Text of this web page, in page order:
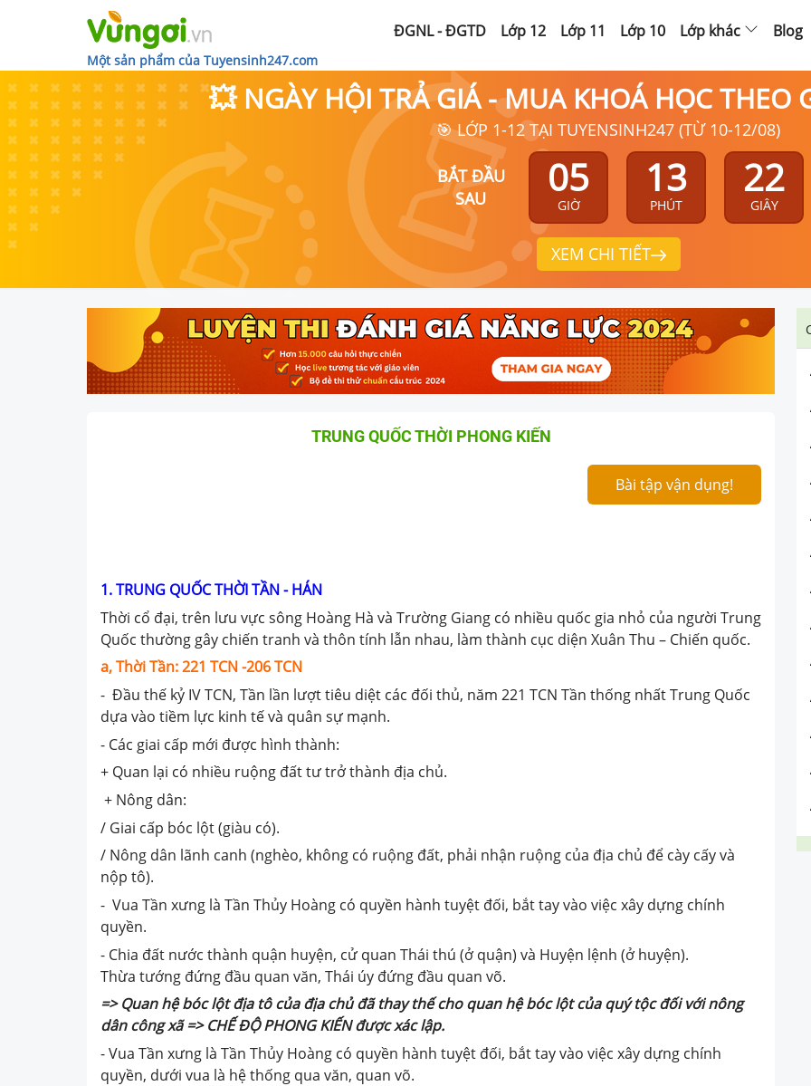
Một sản phẩm của Tuyensinh247.com
ĐGNL - ĐGTD Lớp 12 Lớp 11 Lớp 10 Lớp khác Blog
💥 NGÀY HỘI TRẢ GIÁ - MUA KHOÁ HỌC THEO
🎯 LỚP 1-12 TẠI TUYENSINH247 (TỪ 10-12/08)
BẮT ĐẦU
SAU
05
GIỜ
13
PHÚT
21
GIÂY
XEM CHI TIẾT
TRUNG QUỐC THỜI PHONG KIẾN
Bài tập vận dụng!
1. TRUNG QUỐC THỜI TẦN - HÁN
Thời cổ đại, trên lưu vực sông Hoàng Hà và Trường Giang có nhiều quốc gia nhỏ của người Trung
Quốc thường gây chiến tranh và thôn tính lẫn nhau, làm thành cục diện Xuân Thu – Chiến quốc.
a,Thời Tần: 221 TCN -206 TCN
- Đầu thế kỷ IV TCN, Tần lần lượt tiêu diệt các đối thủ, năm 221 TCN Tần thống nhất Trung Quốc
dựa vào tiềm lực kinh tế và quân sự mạnh.
- Các giai cấp mới được hình thành:
+ Quan lại có nhiều ruộng đất tư trở thành địa chủ.
+ Nông dân:
/ Giai cấp bóc lột (giàu có).
/ Nông dân lãnh canh (nghèo, không có ruộng đất, phải nhận ruộng của địa chủ để cày cấy và
nộp tô).
- Vua Tần xưng là Tần Thủy Hoàng có quyền hành tuyệt đối, bắt tay vào việc xây dựng chính
quyền.
- Chia đất nước thành quận huyện, cử quan Thái thú (ở quận) và Huyện lệnh (ở huyện).
Thừa tướng đứng đầu quan văn, Thái úy đứng đầu quan võ.
=> Quan hệ bóc lột địa tô của địa chủ đã thay thế cho quan hệ bóc lột của quý tộc đối với nông
dân công xã =>CHẾ ĐỘ PHONG KIẾNđược xác lập.
- Vua Tần xưng là Tần Thủy Hoàng có quyền hành tuyệt đối, bắt tay vào việc xây dựng chính
quyền, dưới vua là hệ thống qua văn, quan võ.